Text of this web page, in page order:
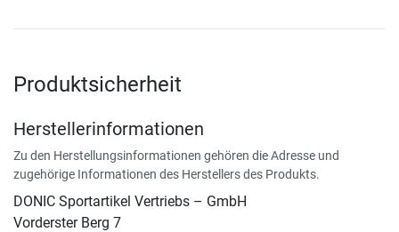
Produktsicherheit
Herstellerinformationen
Zu den Herstellungsinformationen gehören die Adresse und
zugehörige Informationen des Herstellers des Produkts.
DONIC Sportartikel Vertriebs – GmbH
Vorderster Berg 7